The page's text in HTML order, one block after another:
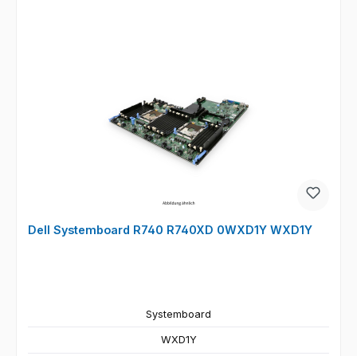
Dell Systemboard R740 R740XD 0WXD1Y WXD1Y
Systemboard
WXD1Y